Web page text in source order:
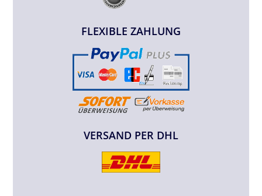
FLEXIBLE ZAHLUNG
VERSAND PER DHL